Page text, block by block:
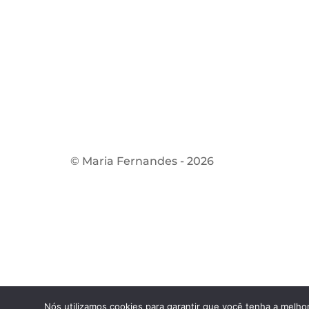
© Maria Fernandes - 2026
Nós utilizamos cookies para garantir que você tenha a